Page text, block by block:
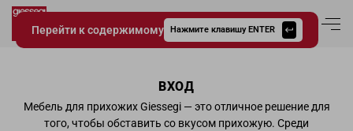
Перейти к содержимому Нажмите клавишу ENTER
Giessegi.it
Вход в
ВХОД
Мебель для прихожих Giessegi — это отличное решение для
того, чтобы обставить со вкусом прихожую. Среди